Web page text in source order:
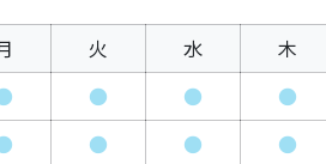
火 水 木
● ● ●
● ● ●